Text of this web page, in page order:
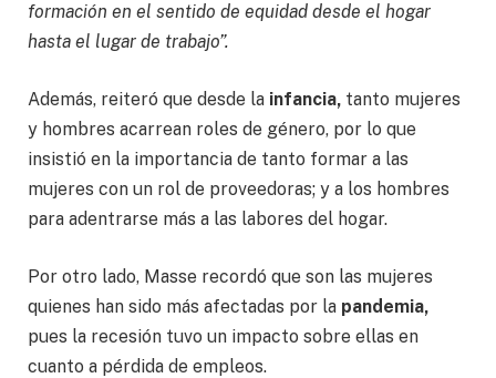
formación en el sentido de equidad desde el hogar
hasta el lugar de trabajo”.
Además, reiteró que desde la infancia, tanto mujeres
y hombres acarrean roles de género, por lo que
insistió en la importancia de tanto formar a las
mujeres con un rol de proveedoras; y a los hombres
para adentrarse más a las labores del hogar.
Por otro lado, Masse recordó que son las mujeres
quienes han sido más afectadas por la pandemia,
pues la recesión tuvo un impacto sobre ellas en
cuanto a pérdida de empleos.